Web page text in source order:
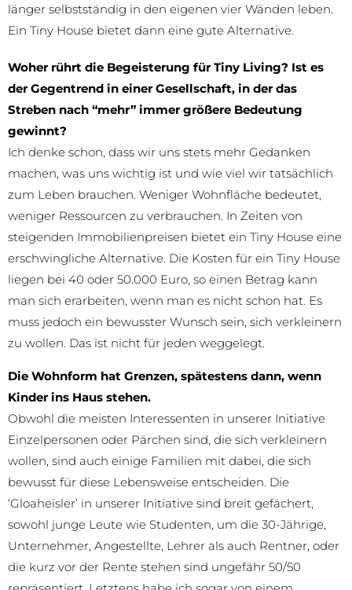
länger selbstständig in den eigenen vier Wänden leben.
Ein Tiny House bietet dann eine gute Alternative.
Woher rührt die Begeisterung für Tiny Living? Ist es
der Gegentrend in einer Gesellschaft, in der das
Streben nach “mehr” immer größere Bedeutung
gewinnt?
Ich denke schon, dass wir uns stets mehr Gedanken
machen, was uns wichtig ist und wie viel wir tatsächlich
zum Leben brauchen. Weniger Wohnfläche bedeutet,
weniger Ressourcen zu verbrauchen. In Zeiten von
steigenden Immobilienpreisen bietet ein Tiny House eine
erschwingliche Alternative. Die Kosten für ein Tiny House
liegen bei 40 oder 50.000 Euro, so einen Betrag kann
man sich erarbeiten, wenn man es nicht schon hat. Es
muss jedoch ein bewusster Wunsch sein, sich verkleinern
zu wollen. Das ist nicht für jeden weggelegt.
Die Wohnform hat Grenzen, spätestens dann, wenn
Kinder ins Haus stehen.
Obwohl die meisten Interessenten in unserer Initiative
Einzelpersonen oder Pärchen sind, die sich verkleinern
wollen, sind auch einige Familien mit dabei, die sich
bewusst für diese Lebensweise entscheiden. Die
‘Gloaheisler’ in unserer Initiative sind breit gefächert,
sowohl junge Leute wie Studenten, um die 30-Jährige,
Unternehmer, Angestellte, Lehrer als auch Rentner, oder
die kurz vor der Rente stehen sind ungefähr 50/50